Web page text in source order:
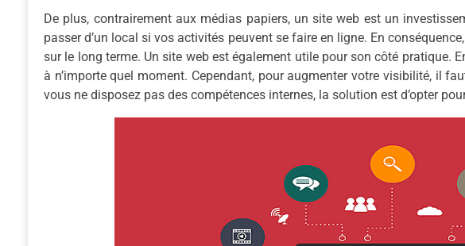
De plus, contrairement aux médias papiers, un site web est un
passer d’un local si vos activités peuvent se faire en ligne. En
sur le long terme. Un site web est également utile pour son côté pratique.
à n’importe quel moment. Cependant, pour augmenter votre visibilité, il
vous ne disposez pas des compétences internes, la solution est d’opter